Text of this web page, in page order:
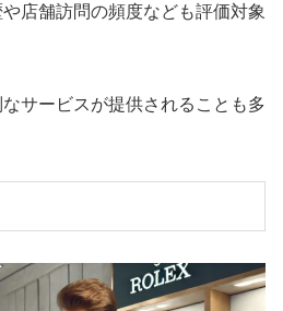
店舗訪問の頻度なども評価対象
サービスが提供されることも多